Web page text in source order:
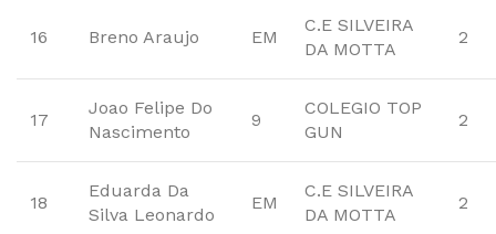
16 Breno Araujo EM
C.E SILVEIRA
DA MOTTA
2
17
Joao Felipe Do
Nascimento
9
COLEGIO TOP
GUN
2
18
Eduarda Da
Silva Leonardo
EM
C.E SILVEIRA
DA MOTTA
2